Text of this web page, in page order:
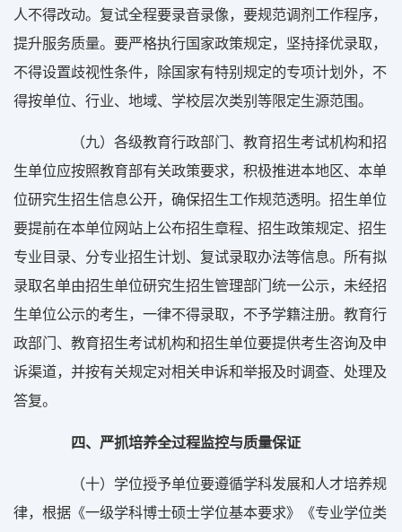
人不得改动。复试全程要录音录像，要规范调剂工作程序，
提升服务质量。要严格执行国家政策规定，坚持择优录取，
不得设置歧视性条件，除国家有特别规定的专项计划外，不
得按单位、行业、地域、学校层次类别等限定生源范围。
（九）各级教育行政部门、教育招生考试机构和招
生单位应按照教育部有关政策要求，积极推进本地区、本单
位研究生招生信息公开，确保招生工作规范透明。招生单位
要提前在本单位网站上公布招生章程、招生政策规定、招生
专业目录、分专业招生计划、复试录取办法等信息。所有拟
录取名单由招生单位研究生招生管理部门统一公示，未经招
生单位公示的考生，一律不得录取，不予学籍注册。教育行
政部门、教育招生考试机构和招生单位要提供考生咨询及申
诉渠道，并按有关规定对相关申诉和举报及时调查、处理及
答复。
四、严抓培养全过程监控与质量保证
（十）学位授予单位要遵循学科发展和人才培养规
律，根据《一级学科博士硕士学位基本要求》《专业学位类